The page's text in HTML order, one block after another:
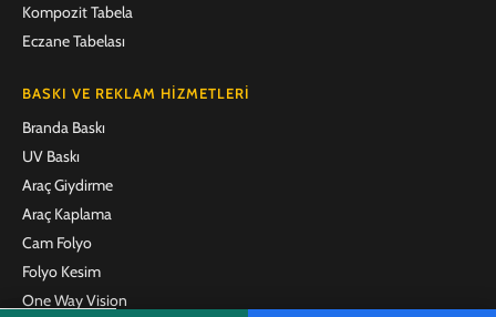
Kompozit Tabela
Eczane Tabelası
BASKI VE REKLAM HIZMETLERI
Branda Baskı
UV Baskı
Araç Giydirme
Araç Kaplama
Cam Folyo
Folyo Kesim
One Way Vision